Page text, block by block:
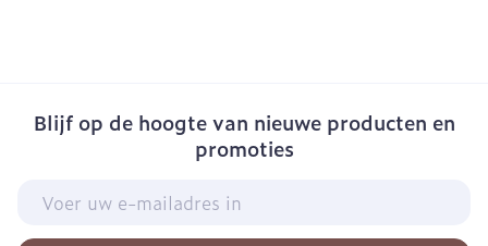
Blijf op de hoogte van nieuwe producten en
promoties